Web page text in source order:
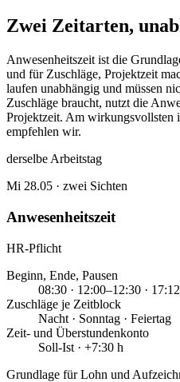
Zwei Zeitarten,
Anwesenheitszeit ist die
und für Zuschläge, Projektzeit
laufen unabhängig und müssen
Zuschläge braucht, nutzt die
Projektzeit. Am wirkungsvollsten
empfehlen wir.
derselbe Arbeitstag
Mi 28.05 · zwei Sichten
Anwesenheitszeit
HR-Pflicht
Beginn, Ende, Pausen
08:30 · 12:00–12:30 · 17:12
Zuschläge je Zeitblock
Nacht · Sonntag · Feiertag
Zeit- und Überstundenkonto
Soll-Ist · +7:30 h
Grundlage für Lohn und